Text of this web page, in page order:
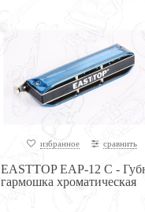
избранное сравнить
EASTTOP EAP-12 C -
гармошка хроматическая